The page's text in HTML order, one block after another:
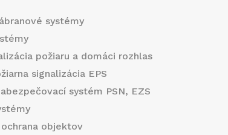
systémy
požiaru a domáci rozhlas
signalizácia EPS
systém PSN, EZS
ochrana objektov